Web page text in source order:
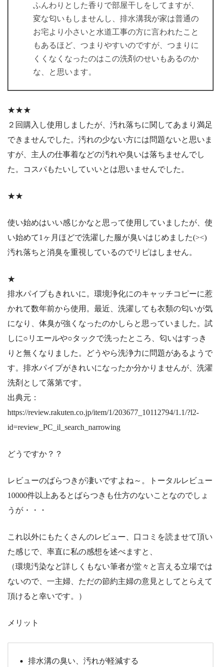
ふんわりとした香りで部屋干しをしてますが、
変な匂いもしませんし、排水溝我が家は普通の
お宅より小さいと水道工事の方に言われたこと
もあるほど、つまりやすいのですが、つまりに
くくなくなったのはこの洗剤のせいもあるのか
な、と思います。
★★★
２回購入し使用しましたが、汚れ落ちに関してあまり満足
できませんでした。汚れの少ない方には問題ないと思いま
すが、主人の仕事着などの汚れや臭いは落ちませんでし
た。コスパもたいしていいとは思いませんでした。
★★
使い始めはいい感じかなと思って使用していましたが、使
い始めて1ヶ月ほどで洗濯した服が臭いはじめました(><)
汚れ落ちと消臭を重視しているのでリピはしません。
★
排水パイプもきれいに。環境浄化にのキャッチコピーに惹
かれて数年前から使用。最近、洗濯しても衣類の匂いが気
になり、体臭が強くなったのかしらと思っていました。試
しに○リエールや○タックで洗ったところ、匂いはすっき
りと無くなりました。どうやら洗浄力に問題があるようで
す。排水パイプがきれいになったか分かりませんが、洗濯
洗剤として落第です。
出典元：
https://review.rakuten.co.jp/item/1/203677_10112794/1.1/?l2-
id=review_PC_il_search_narrowing
どうですか？？
レビューのばらつきが凄いですよね～。トータルレビュー
10000件以上あるとばらつきも仕方のないことなのでしょ
うが・・・
これ以外にもたくさんのレビュー、口コミを読ませて頂い
た感じで、率直に私の感想を述べますと、
（環境汚染など詳しくもない筆者が堂々と言える立場では
ないので、一主婦、ただの節約主婦の意見としてとらえて
頂けると幸いです。）
メリット
排水溝の臭い、汚れが軽減する